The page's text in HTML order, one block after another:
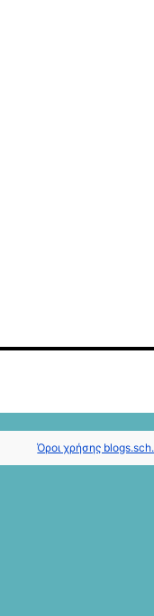
Όροι χρήσης